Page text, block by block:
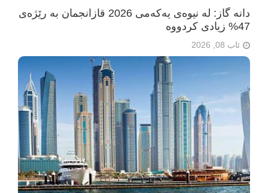
دانە گاز: لە نیوەی یەکەمی 2026 قازانجمان بە رێژەی
47% زیادی کردووە
ئاب 08, 2026